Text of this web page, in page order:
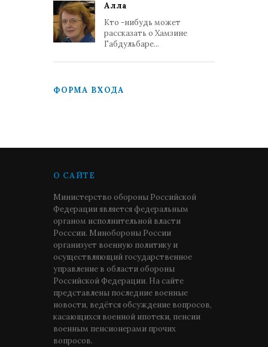
Алла
Кто -нибудь может
рассказать о Хамзине
Габдульбаре...
ФОРМА ВХОДА
О САЙТЕ
Министерство обороны Российской
Федерации является федеральным
органом исполнительной власти
Росссии. Минобороны России
организует военную политику и
осуществляющий государственное
управление в области обороны
Российской Федерации. На сайте
представлены последние военные
новости, ведётся обсуждение вопросов,
касающихся военной ипотеки, пенсии
военным пенсионерами прочих
вопросов.